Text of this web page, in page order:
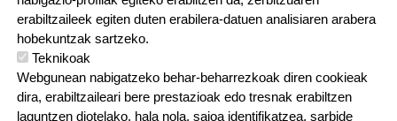
erabiltzaileek egiten duten erabilera-datuen analisiaren arabera
hobekuntzak sartzeko.
Teknikoak
Webgunean nabigatzeko behar-beharrezkoak diren cookieak
dira, erabiltzaileari bere prestazioak edo tresnak erabiltzen
laguntzen diotelako, hala nola, saioa identifikatzea, sarbide